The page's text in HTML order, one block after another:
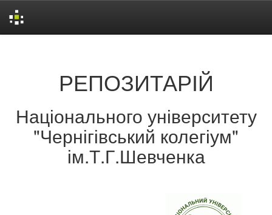
РЕПОЗИТАРІЙ
Національного університету
"Чернігівський колегіум"
ім.Т.Г.Шевченка